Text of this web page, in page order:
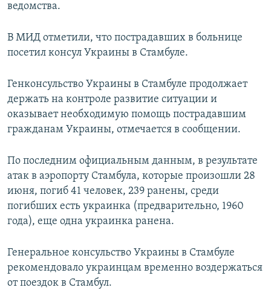
ведомства.
В МИД отметили, что пострадавших в больнице
посетил консул Украины в Стамбуле.
Генконсульство Украины в Стамбуле продолжает
держать на контроле развитие ситуации и
оказывает необходимую помощь пострадавшим
гражданам Украины, отмечается в сообщении.
По последним официальным данным, в результате
атак в аэропорту Стамбула, которые произошли 28
июня, погиб 41 человек, 239 ранены, среди
погибших есть украинка (предварительно, 1960
года), еще одна украинка ранена.
Генеральное консульство Украины в Стамбуле
рекомендовало украинцам временно воздержаться
от поездок в Стамбул.